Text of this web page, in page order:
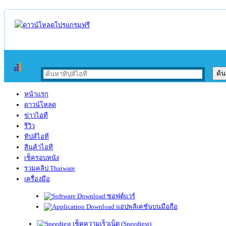
หน้าแรก
ดาวน์โหลด
ข่าวไอที
รีวิว
ทิปส์ไอที
สินค้าไอที
เช็ครอบหนัง
รวมคลิป Thaiware
เครื่องมือ
ซอฟต์แวร์
แอปพลิเคชันบนมือถือ
เช็คความเร็วเน็ต (Speedtest)